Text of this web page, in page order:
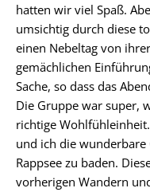
hatten wir viel Spaß.
umsichtig durch diese
einen Nebeltag von
gemächlichen
Sache, so dass das
Die Gruppe war super,
richtige
und ich die
Rappsee zu baden.
vorherigen Wandern